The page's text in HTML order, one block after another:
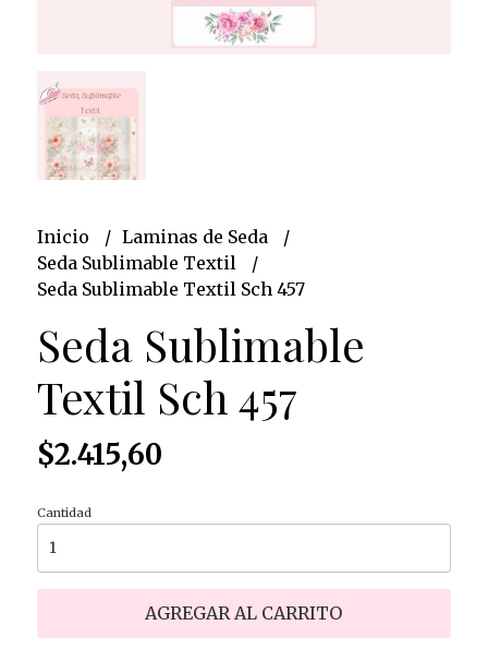
Inicio
Laminas de Seda
Seda Sublimable Textil
Seda Sublimable Textil Sch 457
Seda Sublimable
Textil Sch 457
$2.415,60
Cantidad
AGREGAR AL CARRITO